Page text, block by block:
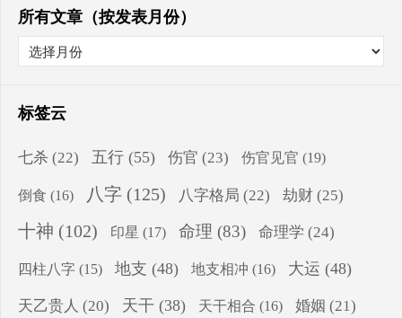
所有文章（按发表月份）
标签云
七杀 (22) 五行 (55) 伤官 (23) 伤官见官 (19)
倒食 (16) 八字 (125) 八字格局 (22) 劫财 (25)
十神 (102) 印星 (17) 命理 (83) 命理学 (24)
四柱八字 (15) 地支 (48) 地支相冲 (16) 大运 (48)
天乙贵人 (20) 天干 (38) 天干相合 (16) 婚姻 (21)